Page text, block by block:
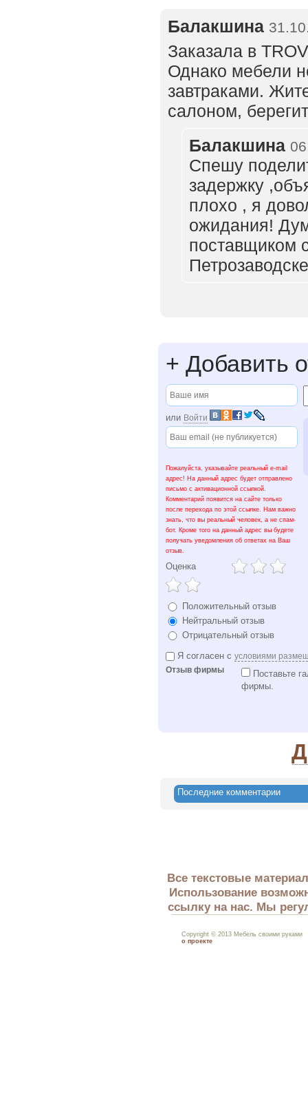
Балакшина
Заказала в
Однако мебели
завтраками.
салоном,
Балакшина
Спешу
задержку
плохо , я
ожидания!
поставщиком
+ Добавить
или Войти
Пожалуйста, указывайте реальный e-mail
адрес! На данный адрес будет отправлено
письмо с активационной ссылкой.
Комментарий появится на сайте только
после перехода по этой ссылке. Нам важно
знать, что вы реальный человек, а не спам-
бот. Кроме того на данный адрес вы будете
получать уведомления об ответах на Ваш
отзыв.
Оценка
Положительный отзыв
Нейтральный отзыв
Отрицательный отзыв
Я согласен с условиями
Отзыв фирмы
Поставьте
фирмы.
Последние комментарии
Все текстовые
Использование
ссылку на нас. Мы
Copyright © 2013 Мебель своими руками
о проекте